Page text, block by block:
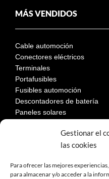
Gestionar el
las cookies
Para ofrecer las mejores
para almacenar y/o acceder a la
MÁS VENDIDOS
Cable automoción
Conectores eléctricos
Terminales
Portafusibles
Fusibles automoción
Descontadores de batería
Paneles solares